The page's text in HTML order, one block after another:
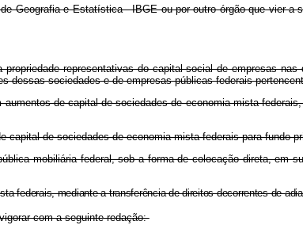
Geografia e Estatística - IBGE ou por outro órgão que vier a
representativas do capital social de empresas
sociedades e de empresas públicas federais
de capital de sociedades de economia mista
de sociedades de economia mista federais para fundo
mobiliária federal, sob a forma de colocação direta, em
federais, mediante a transferência de direitos decorrentes de
com a seguinte redação: